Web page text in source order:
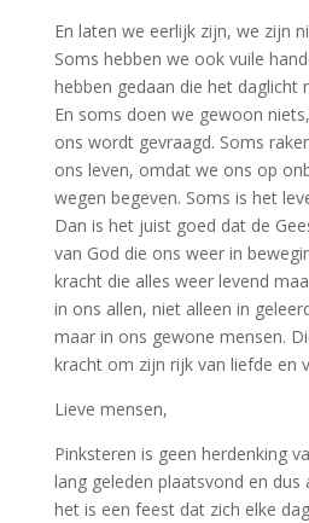
En laten we eerlijk zijn, we zijn
Soms hebben we ook vuile
hebben gedaan die het daglicht
En soms doen we gewoon
ons wordt gevraagd. Soms
ons leven, omdat we ons op
wegen begeven. Soms is het
Dan is het juist goed dat de
van God die ons weer in
kracht die alles weer levend
in ons allen, niet alleen in
maar in ons gewone mensen.
kracht om zijn rijk van liefde en
Lieve mensen,
Pinksteren is geen herdenking
lang geleden plaatsvond en dus
het is een feest dat zich elke